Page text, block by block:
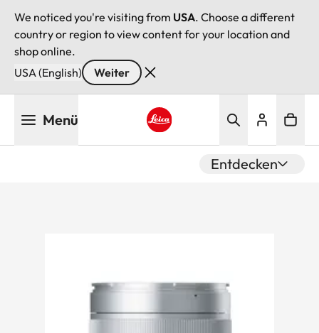
We noticed you're visiting from USA. Choose a different
country or region to view content for your location and
shop online.
USA (English)
Weiter
Menü
Entdecken